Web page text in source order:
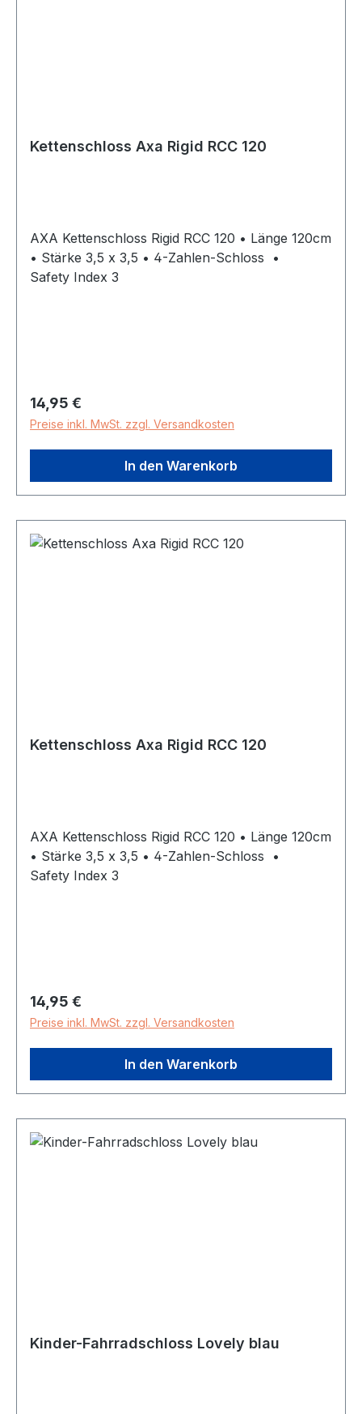
Kettenschloss Axa Rigid RCC 120
AXA Kettenschloss Rigid RCC 120 • Länge 120cm
• Stärke 3,5 x 3,5 • 4-Zahlen-Schloss •
Safety Index 3
Regulärer Preis:
14,95 €
Preise inkl. MwSt. zzgl. Versandkosten
In den Warenkorb
Kettenschloss Axa Rigid RCC 120
AXA Kettenschloss Rigid RCC 120 • Länge 120cm
• Stärke 3,5 x 3,5 • 4-Zahlen-Schloss •
Safety Index 3
Regulärer Preis:
14,95 €
Preise inkl. MwSt. zzgl. Versandkosten
In den Warenkorb
Kinder-Fahrradschloss Lovely blau